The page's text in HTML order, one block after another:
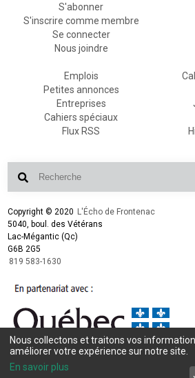
S'abonner
S'inscrire comme membre
Se connecter
Nous joindre
Emplois
Petites annonces
Entreprises
Cahiers spéciaux
Flux RSS
Copyright © 2020 L'Écho de Frontenac
5040, boul. des Vétérans
Lac-Mégantic (Qc)
G6B 2G5
819 583-1630
Conception et design :L'Écho de Frontenac
Intégration et programmation :
Nous collectons et traitons vos
améliorer votre expérience sur notre site.
En savoir plus